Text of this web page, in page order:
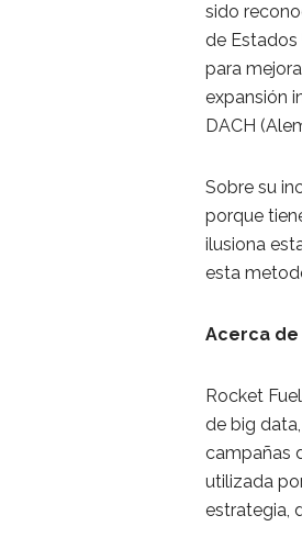
sido
de Estados
para
expansión
DACH
Sobre su
porque
ilusiona
esta
Acerca
Rocket
de big
campañas
utilizada
estrategia,